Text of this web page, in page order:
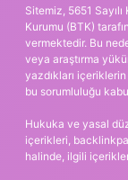
Sitemiz, 5651
Kurumu (BTK)
vermektedir. Bu
veya araştırma
yazdıkları
bu sorumluluğu
Hukuka ve yasal
içerikleri,
halinde, ilgili